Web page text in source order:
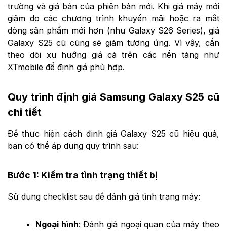
trường và giá bán của phiên bản mới. Khi giá máy mới
giảm do các chương trình khuyến mãi hoặc ra mắt
dòng sản phẩm mới hơn (như Galaxy S26 Series), giá
Galaxy S25 cũ cũng sẽ giảm tương ứng. Vì vậy, cần
theo dõi xu hướng giá cả trên các nền tảng như
XTmobile để định giá phù hợp.
Quy trình định giá Samsung Galaxy S25 cũ
chi tiết
Để thực hiện cách định giá Galaxy S25 cũ hiệu quả,
bạn có thể áp dụng quy trình sau:
Bước 1: Kiểm tra tình trạng thiết bị
Sử dụng checklist sau để đánh giá tình trạng máy:
Ngoại hình: Đánh giá ngoại quan của máy theo